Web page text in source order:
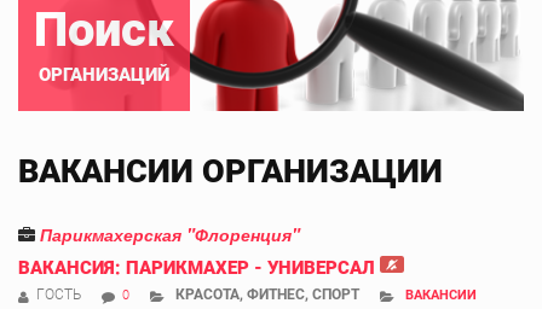
Поиск
ОРГАНИЗАЦИЙ
ВАКАНСИИ ОРГАНИЗАЦИИ
Парикмахерская "Флоренция"
ВАКАНСИЯ: ПАРИКМАХЕР - УНИВЕРСАЛ
ГОСТЬ 0 КРАСОТА, ФИТНЕС, СПОРТ ВАКАНСИИ